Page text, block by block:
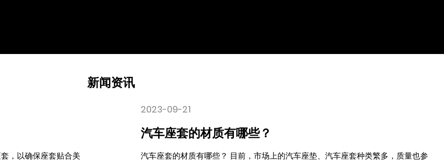
新闻资讯
目前，市场上的汽车座垫、汽车座套种类繁多，质量也参
汽车座套的好处 保护：汽车座套的主要用途之一